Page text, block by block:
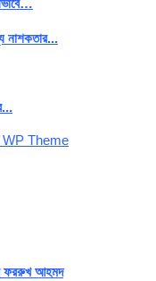
নাশকতার...
ফররুখ আহমদ